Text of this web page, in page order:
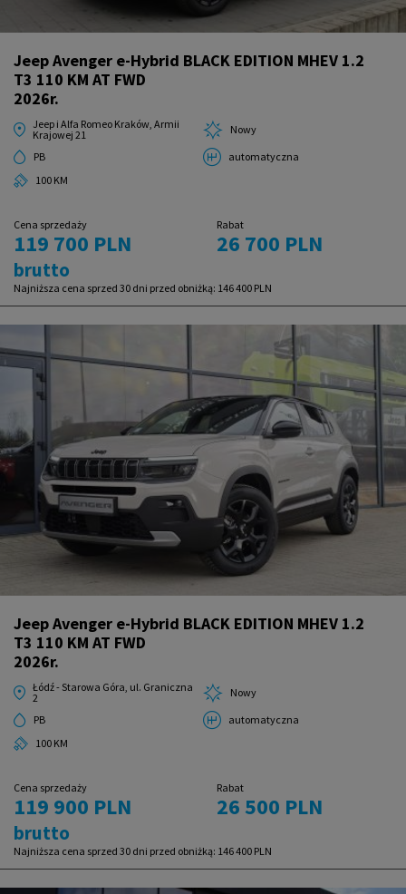
Jeep Avenger e-Hybrid BLACK EDITION MHEV 1.2
T3 110 KM AT FWD
2026r.
Jeep i Alfa Romeo Kraków, Armii
Krajowej 21
Nowy
PB
automatyczna
100 KM
Cena sprzedaży
119 700 PLN
brutto
Rabat
26 700 PLN
Najniższa cena sprzed 30 dni przed obniżką: 146 400 PLN
Jeep Avenger e-Hybrid BLACK EDITION MHEV 1.2
T3 110 KM AT FWD
2026r.
Łódź - Starowa Góra, ul. Graniczna
2
Nowy
PB
automatyczna
100 KM
Cena sprzedaży
119 900 PLN
brutto
Rabat
26 500 PLN
Najniższa cena sprzed 30 dni przed obniżką: 146 400 PLN